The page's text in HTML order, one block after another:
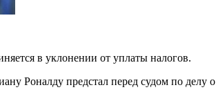
в уклонении от уплаты налогов.
Роналду предстал перед судом по делу о